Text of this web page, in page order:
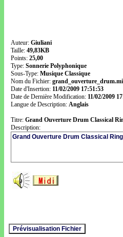
Auteur: Giuliani
Taille: 49,83KB
Points: 25,00
Type: Sonnerie Polyphonique
Sous-Type: Musique Classique
Nom du Fichier:
Date d'Insertion: 11/02/2009 17:51:53
Date de Dernière Modification: 11/02/2009
Langue de Description: Anglais
Titre: Grand Ouverture Drum Classical
Description: